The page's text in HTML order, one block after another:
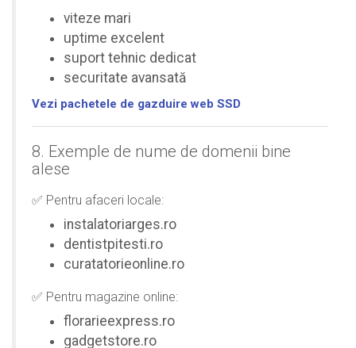
viteze mari
uptime excelent
suport tehnic dedicat
securitate avansată
Vezi pachetele de gazduire web SSD
8. Exemple de nume de domenii bine
alese
✅ Pentru afaceri locale:
instalatoriarges.ro
dentistpitesti.ro
curatatorieonline.ro
✅ Pentru magazine online:
florarieexpress.ro
gadgetstore.ro